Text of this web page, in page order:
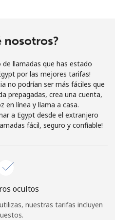
REGÍSTRATE →
¿Olvidaste tu contraseña? →
nosotros?
de llamadas que has estado
por las mejores tarifas!
no podrían ser más fáciles que
prepagadas, crea una cuenta,
en línea y llama a casa.
a Egypt desde el extranjero
fácil, seguro y confiable!
ocultos
nuestras tarifas incluyen